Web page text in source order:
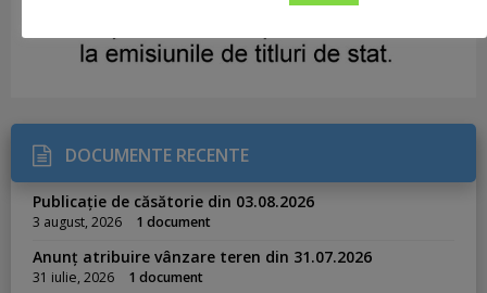
DOCUMENTE RECENTE
Publicație de căsătorie din 03.08.2026
3 august, 2026 1 document
Anunț atribuire vânzare teren din 31.07.2026
31 iulie, 2026 1 document